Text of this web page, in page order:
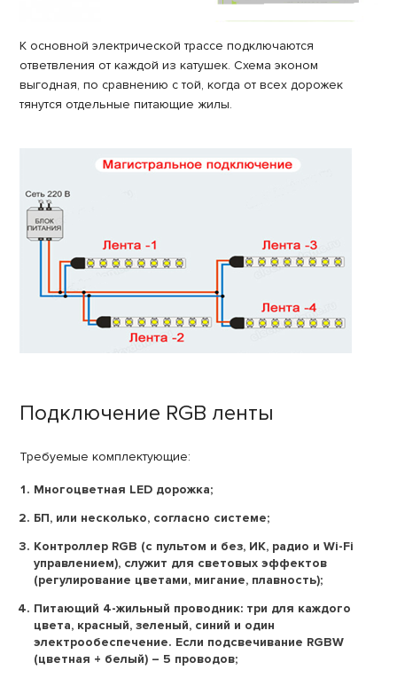
К основной электрической трассе подключаются
ответвления от каждой из катушек. Схема эконом
выгодная, по сравнению с той, когда от всех дорожек
тянутся отдельные питающие жилы.
Подключение RGB ленты
Требуемые комплектующие:
Многоцветная LED дорожка;
БП, или несколько, согласно системе;
Контроллер RGB (с пультом и без, ИК, радио и Wi-Fi
управлением), служит для световых эффектов
(регулирование цветами, мигание, плавность);
Питающий 4-жильный проводник: три для каждого
цвета, красный, зеленый, синий и один
электрообеспечение. Если подсвечивание RGBW
(цветная + белый) – 5 проводов;